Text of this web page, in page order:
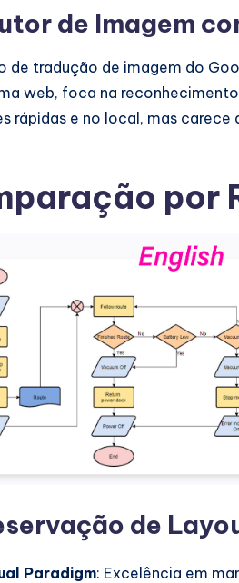
de Imagem
de tradução de imagem do
web, foca na
rápidas e no local, mas
por
de
Paradigm: Excelência em